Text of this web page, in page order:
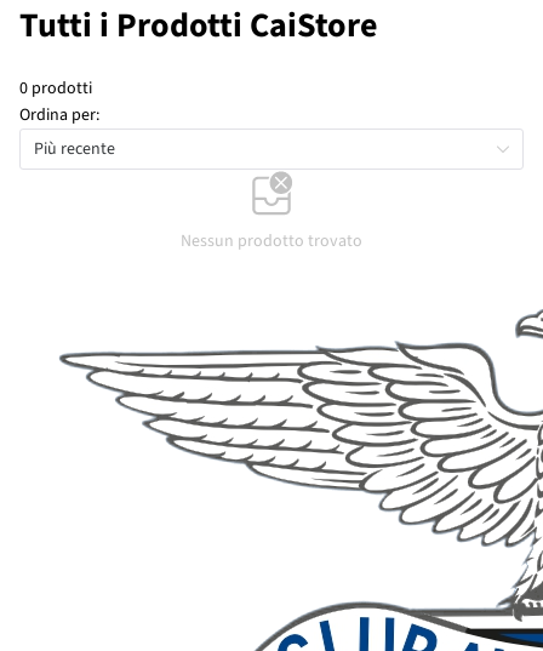
Tutti i Prodotti CaiStore
0 prodotti
Ordina per:
Più recente
Nessun prodotto trovato